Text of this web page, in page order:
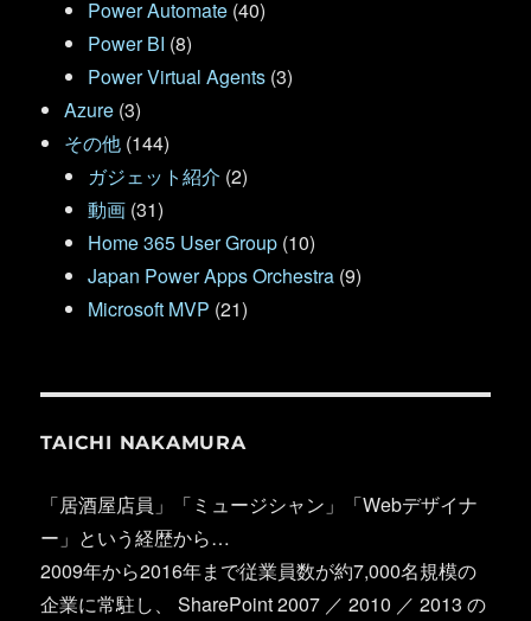
Power Automate (40)
Power BI (8)
Power Virtual Agents (3)
Azure (3)
その他 (144)
ガジェット紹介 (2)
動画 (31)
Home 365 User Group (10)
Japan Power Apps Orchestra (9)
Microsoft MVP (21)
TAICHI NAKAMURA
「居酒屋店員」「ミュージシャン」「Webデザイナ
ー」という経歴から…
2009年から2016年まで従業員数が約7,000名規模の
企業に常駐し、 SharePoint 2007 ／ 2010 ／ 2013 の